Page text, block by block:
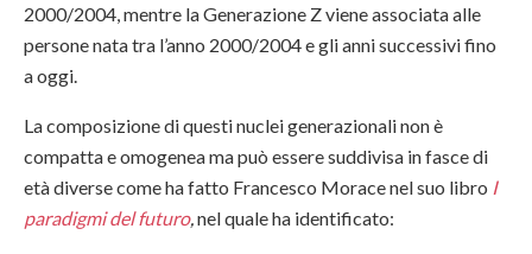
2000/2004, mentre la Generazione Z viene associata alle
persone nata tra l’anno 2000/2004 e gli anni successivi fino
a oggi.
La composizione di questi nuclei generazionali non è
compatta e omogenea ma può essere suddivisa in fasce di
età diverse come ha fatto Francesco Morace nel suo libro I
paradigmi del futuro, nel quale ha identificato: